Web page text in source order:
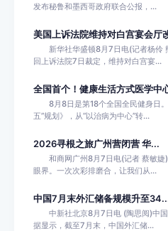
发布秘鲁和墨西哥政府联合公报，...
美国上诉法院维持对白宫宴会厅
新华社华盛顿8月7日电(记者杨伶
回上诉法院7日裁定，维持对白宫宴...
全国首个！健康生活方式医学中
8月8日是第18个全国全民健身日。
五”规划》，从“以治病为中心”转...
2026寻根之旅广州营闭营 华...
和商网广州8月7日电(记者 蔡敏婕
眼界。一次次彩排磨合，让我们从...
中国7月末外汇储备规模升至
中新社北京8月7日电 (陶思阅)中国
据显示，截至7月末，中国外汇储...